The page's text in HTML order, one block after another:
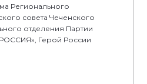
Регионального
совета Чеченского
отделения Партии
Герой России